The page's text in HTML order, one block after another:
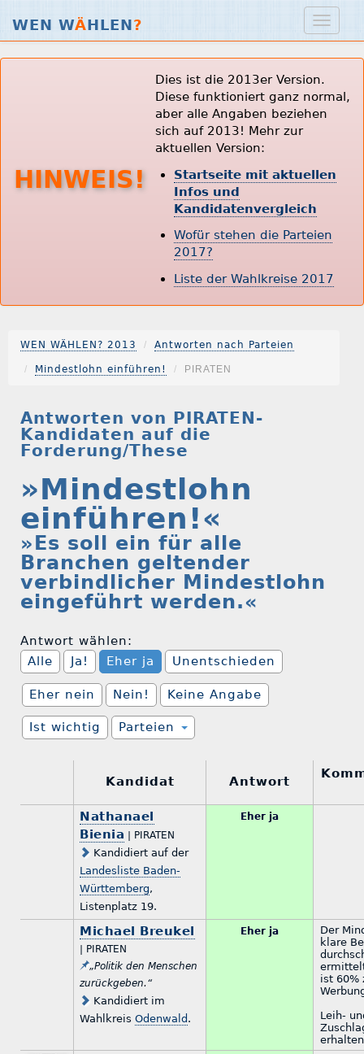
WEN WÄHLEN?
HINWEIS!
Dies ist die 2013er Version.
Diese funktioniert ganz normal,
aber alle Angaben beziehen
sich auf 2013! Mehr zur
aktuellen Version:
Startseite mit aktuellen
Infos und
Kandidatenvergleich
Wofür stehen die Parteien
2017?
Liste der Wahlkreise 2017
WEN WÄHLEN? 2013 Antworten nach Parteien
Mindestlohn einführen! PIRATEN
Antworten von PIRATEN-
Kandidaten auf die
Forderung/These
»Mindestlohn
einführen!«
»Es soll ein für alle
Branchen geltender
verbindlicher Mindestlohn
eingeführt werden.«
Antwort wählen:
Alle
Ja! Eher ja Unentschieden
Eher nein Nein! Keine Angabe
Ist wichtig Parteien
Kandidat Antwort
Nathanael
Bienia | PIRATEN
Kandidiert auf der
Landesliste Baden-
Württemberg,
Listenplatz 19.
Eher ja
Michael Breukel
| PIRATEN
„Politik den Menschen
zurückgeben.“
Kandidiert im
WahlkreisOdenwald .
Eher ja
Der
klare
ist 60%
Leih-